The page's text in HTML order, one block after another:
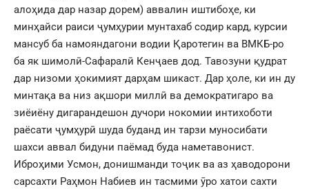
алоҳида дар назар дорем) аввалин иштибоҳе, ки
минҳайси раиси ҷумҳурии мунтахаб содир кард, курсии
мансуб ба намояндагони водии Қаротегин ва ВМКБ-ро
ба як шимолӣ-Сафаралӣ Кенҷаев дод. Тавозуни қудрат
дар низоми ҳокимият дарҳам шикаст. Дар ҳоле, ки ин ду
минтақа ва низ ақшори миллӣ ва демократигаро ва
зиёиёну дигарандешон дучори нокомии интихоботи
раёсати ҷумҳурӣ шуда буданд ин тарзи муносибати
шахси аввал бидуни паёмад буда наметавонист.
Иброҳими Усмон, донишманди тоҷик ва аз ҳаводорони
сарсахти Раҳмон Набиев ин тасмими ӯро хатои сахти